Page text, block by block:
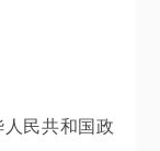
民共和国政